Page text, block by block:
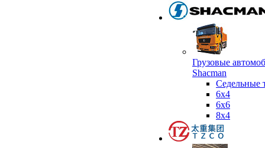
Грузовые
Shacman
Седельные
6х4
6x6
8x4